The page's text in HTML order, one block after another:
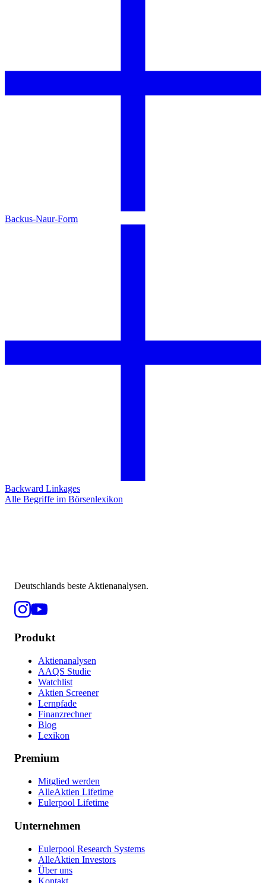
Backus-Naur-Form
Backward Linkages
Alle Begriffe im Börsenlexikon
Deutschlands beste Aktienanalysen.
Produkt
Aktienanalysen
AAQS Studie
Watchlist
Aktien Screener
Lernpfade
Finanzrechner
Blog
Lexikon
Premium
Mitglied werden
AlleAktien Lifetime
Eulerpool Lifetime
Unternehmen
Eulerpool Research Systems
AlleAktien Investors
Über uns
Kontakt